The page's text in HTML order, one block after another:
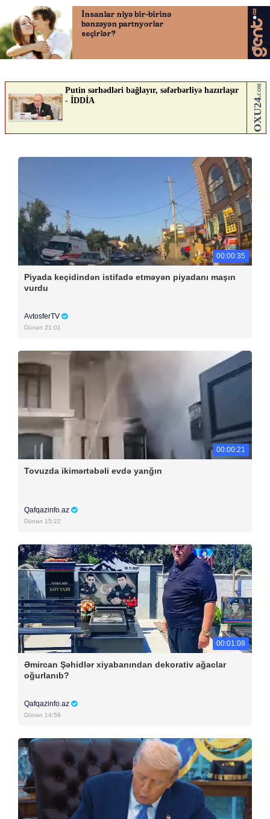
00:00:35
Piyada keçidindən istifadə etməyən piyadanı maşın
vurdu
AvtosferTV
Dünən 21:01
00:00:21
Tovuzda ikimərtəbəli evdə yanğın
Qafqazinfo.az
Dünən 15:22
00:01:08
Əmircan Şəhidlər xiyabanından dekorativ ağaclar
oğurlanıb?
Qafqazinfo.az
Dünən 14:59